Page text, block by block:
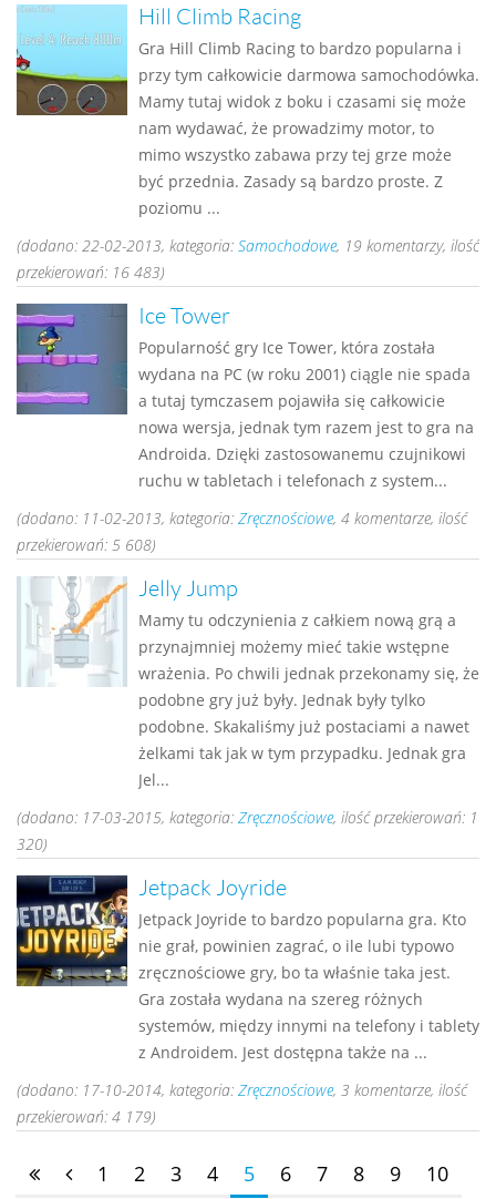
Hill Climb Racing
Gra Hill Climb Racing to bardzo popularna i
przy tym całkowicie darmowa samochodówka.
Mamy tutaj widok z boku i czasami się może
nam wydawać, że prowadzimy motor, to
mimo wszystko zabawa przy tej grze może
być przednia. Zasady są bardzo proste. Z
poziomu ...
(dodano: 22-02-2013, kategoria: Samochodowe, 19 komentarzy, ilość
przekierowań: 16 483)
Ice Tower
Popularność gry Ice Tower, która została
wydana na PC (w roku 2001) ciągle nie spada
a tutaj tymczasem pojawiła się całkowicie
nowa wersja, jednak tym razem jest to gra na
Androida. Dzięki zastosowanemu czujnikowi
ruchu w tabletach i telefonach z system...
(dodano: 11-02-2013, kategoria: Zręcznościowe, 4 komentarze, ilość
przekierowań: 5 608)
Jelly Jump
Mamy tu odczynienia z całkiem nową grą a
przynajmniej możemy mieć takie wstępne
wrażenia. Po chwili jednak przekonamy się, że
podobne gry już były. Jednak były tylko
podobne. Skakaliśmy już postaciami a nawet
żelkami tak jak w tym przypadku. Jednak gra
Jel...
(dodano: 17-03-2015, kategoria: Zręcznościowe, ilość przekierowań: 1
320)
Jetpack Joyride
Jetpack Joyride to bardzo popularna gra. Kto
nie grał, powinien zagrać, o ile lubi typowo
zręcznościowe gry, bo ta właśnie taka jest.
Gra została wydana na szereg różnych
systemów, między innymi na telefony i tablety
z Androidem. Jest dostępna także na ...
(dodano: 17-10-2014, kategoria: Zręcznościowe, 3 komentarze, ilość
przekierowań: 4 179)
1 2 3 4 5 6 7 8 9 10